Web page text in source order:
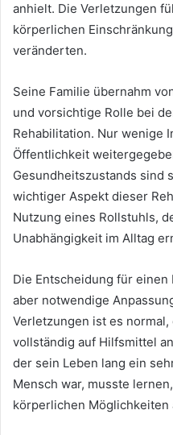
anhielt. Die Verletzungen
körperlichen
veränderten.
Seine Familie übernahm
und vorsichtige Rolle bei
Rehabilitation. Nur wenige
Öffentlichkeit
Gesundheitszustands sind
wichtiger Aspekt dieser
Nutzung eines Rollstuhls,
Unabhängigkeit im Alltag
Die Entscheidung für
aber notwendige
Verletzungen ist es
vollständig auf Hilfsmittel
der sein Leben lang ein
Mensch war, musste
körperlichen Möglichkeiten